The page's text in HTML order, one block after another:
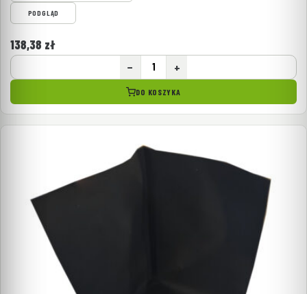
PODGLĄD
138,38 zł
− +
DO KOSZYKA